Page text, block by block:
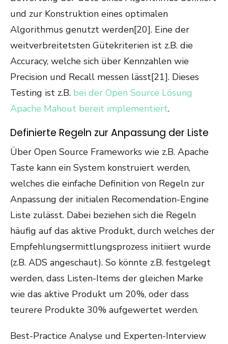
und zur Konstruktion eines optimalen
Algorithmus genutzt werden[20]. Eine der
weitverbreitetsten Gütekriterien ist z.B. die
Accuracy, welche sich über Kennzahlen wie
Precision und Recall messen lässt[21]. Dieses
Testing ist z.B. bei der Open Source Lösung
Apache Mahout bereit implementiert.
Definierte Regeln zur Anpassung der Liste
Über Open Source Frameworks wie z.B. Apache
Taste kann ein System konstruiert werden,
welches die einfache Definition von Regeln zur
Anpassung der initialen Recomendation-Engine
Liste zulässt. Dabei beziehen sich die Regeln
häufig auf das aktive Produkt, durch welches der
Empfehlungsermittlungsprozess initiiert wurde
(z.B. ADS angeschaut). So könnte z.B. festgelegt
werden, dass Listen-Items der gleichen Marke
wie das aktive Produkt um 20%, oder dass
teurere Produkte 30% aufgewertet werden.
Best-Practice Analyse und Experten-Interview